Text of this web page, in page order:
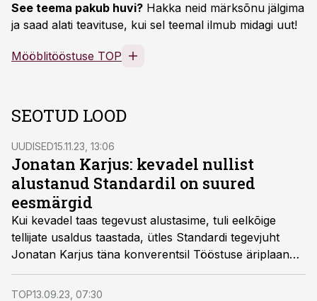
See teema pakub huvi? Hakka neid märksõnu jälgima
ja saad alati teavituse, kui sel teemal ilmub midagi uut!
Mööblitööstuse TOP
SEOTUD LOOD
UUDISED15.11.23, 13:06
Jonatan Karjus: kevadel nullist
alustanud Standardil on suured
eesmärgid
Kui kevadel taas tegevust alustasime, tuli eelkõige
tellijate usaldus taastada, ütles Standardi tegevjuht
Jonatan Karjus täna konverentsil Tööstuse äriplaan
2024.
TOP13.09.23, 07:30